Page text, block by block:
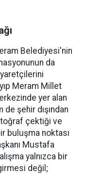
Belediyesi'nin
da
Meram Millet
yer alan
de şehir dışından
çektiği ve
buluşma noktası
Mustafa
yalnızca bir
değil;